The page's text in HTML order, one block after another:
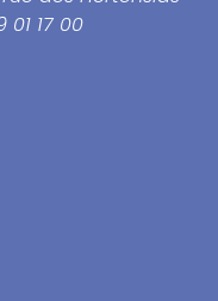
01 17 00